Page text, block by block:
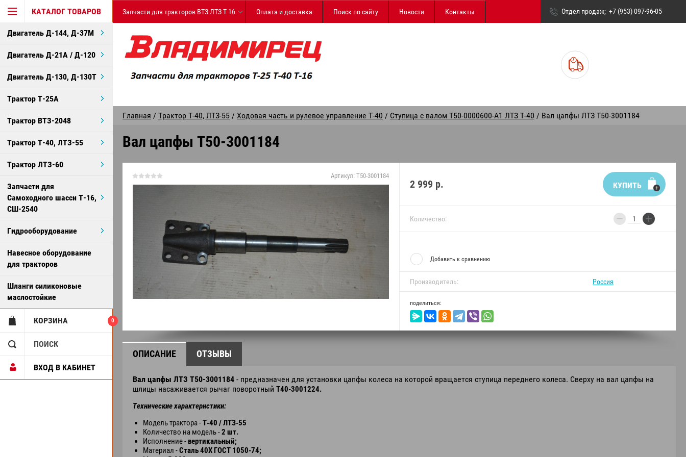
КАТАЛОГ ТОВАРОВ
Двигатель Д-144, Д-37М
Двигатель Д-21А / Д-120
Двигатель Д-130, Д-130Т
Трактор Т-25А
Трактор ВТЗ-2048
Трактор Т-40, ЛТЗ-55
Трактор ЛТЗ-60
Запчасти для
Самоходного шасси Т-16,
СШ-2540
Гидрооборудование
Навесное оборудование
для тракторов
Шланги силиконовые
маслостойкие
КОРЗИНА 0
ПОИСК
ВХОД В КАБИНЕТ
Запчасти для тракторов ВТЗ ЛТЗ Т-16 Оплата и доставка Поиск по сайту Новости Контакты Отдел продаж +7 (953) 097-96-05
Главная / Трактор Т-40, ЛТЗ-55 / Ходовая часть и рулевое управление Т-40 / Ступица с валом Т50-0000600-А1 ЛТЗ Т-40 / Вал цапфы ЛТЗ Т50-3001184
Вал цапфы Т50-3001184
Артикул: Т50-3001184
2 999 р. КУПИТЬ
Количество: − +
Добавить к сравнению
Производитель: Россия
поделиться:
ОПИСАНИЕ ОТЗЫВЫ
Вал цапфы ЛТЗ Т50-3001184 - предназначен для установки цапфы колеса на которой вращается ступица переднего колеса. Сверху на вал цапфы на
шлицы насаживается рычаг поворотный Т40-3001224.
Технические характеристики:
Модель трактора -Т-40 / ЛТЗ-55
Количество на модель -2 шт.
Исполнение - вертикальный;
Материал -Сталь 40Х ГОСТ 1050-74;